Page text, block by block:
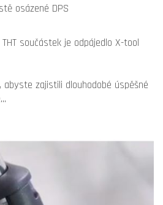
osázené DPS
součástek je odpájedlo X-tool
abyste zajistili dlouhodobé úspěšné